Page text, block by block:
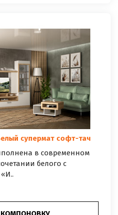
супермат софт-тач
в современном
белого с